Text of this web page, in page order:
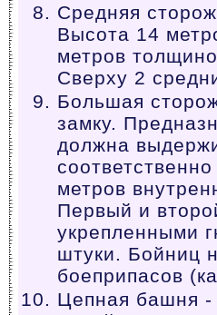
Средняя
Высота 14
метров
Сверху 2
Большая
замку.
должна
метров
Первый и
укрепленными
штуки. Бойниц
боеприпасов
Цепная башня -